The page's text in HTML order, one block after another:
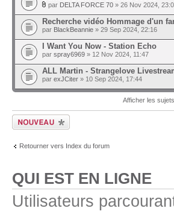
par DELTA FORCE 70 » 26 Nov 2024,
Recherche vidéo Hommage d'un
par BlackBeannie » 29 Sep 2024, 22:16
I Want You Now - Station Echo
par spray6969 » 12 Nov 2024, 11:47
ALL Martin - Strangelove
par exJCiter » 10 Sep 2024, 17:44
Afficher les
Ecrire un nouveau
sujet
Retourner vers Index du forum
QUI EST EN LIGNE
Utilisateurs